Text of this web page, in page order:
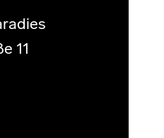
11